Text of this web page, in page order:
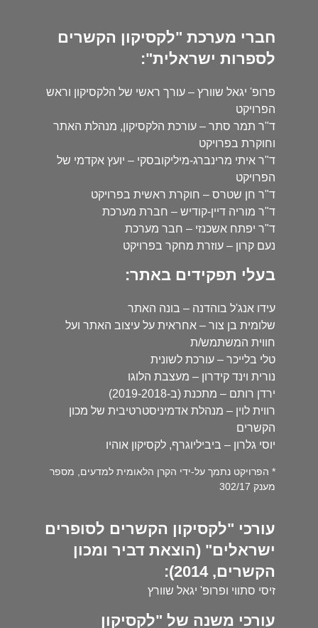
חברי מערכת "לקסיקון הקשרים
לספרות ישראלית":
פרופ' יגאל שוורץ – עורך ראשי של הלקסיקון וראש
הפרויקט
ד"ר תמר סתר – עורכת הלקסיקון, מנהלת האתר
וחוקרת בפרויקט
ד"ר איתי מרינברג-מיליקובסקי – יועץ אקדמי של
הפרויקט
ד"ר חן שטרס – חוקרת ראשית בפרויקט
ד"ר מוריה דיין-קודיש – חברת מערכת
ד"ר יפתח אשכנזי – חבר מערכת
נעם קרון – עוזרת מחקר בפרויקט
בעלי תפקידים באתר:
עידו אנג'ל בוהדנה – בונה האתר
שלומית בן צור – אחראית על עיצוב האתר ועל
חווית המשתמש/ת
טלי בלייכר – עורכת לשונית
נורית וינד קידרון – מעצבת הלוגו
ירדן רותם – מתכנת (ב-2019-2018)
רווית לוין – מנהלת אדמיניסטרטיבית של מכון
הקשרים
יוסי גלרון – ביביליוגרף, לקסיקון אוהיו
* הפרויקט נתמך על-ידי הקרן הלאומית למדעים, מספר
מענק 302/17
עורכי "לקסיקון הקשרים לסופרים
ישראלים" (הוצאת דביר ומכון
הקשרים, 2014):
זיסי סתווי ופרופ' יגאל שוורץ
עורכי משנה של "לקסיקון